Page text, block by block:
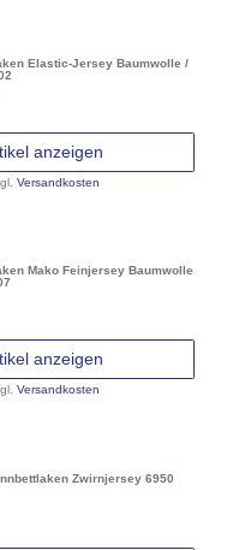
Elastic-Jersey Baumwolle /
anzeigen
Versandkosten
Mako Feinjersey Baumwolle
anzeigen
Versandkosten
Zwirnjersey 6950